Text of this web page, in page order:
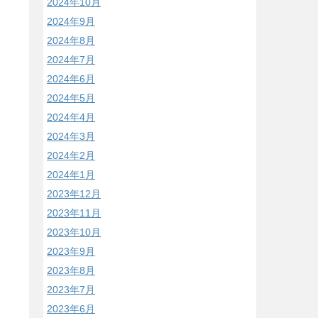
2024年9月
2024年8月
2024年7月
2024年6月
2024年5月
2024年4月
2024年3月
2024年2月
2024年1月
2023年12月
2023年11月
2023年10月
2023年9月
2023年8月
2023年7月
2023年6月